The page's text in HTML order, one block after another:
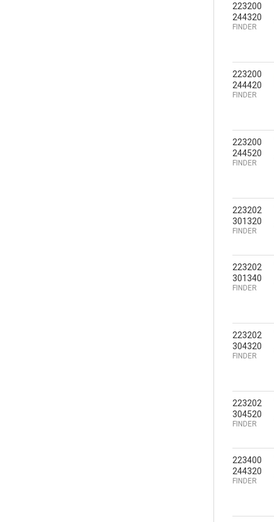
223200
244320
FINDER
223200
244420
FINDER
223200
244520
FINDER
223202
301320
FINDER
223202
301340
FINDER
223202
304320
FINDER
223202
304520
FINDER
223400
244320
FINDER